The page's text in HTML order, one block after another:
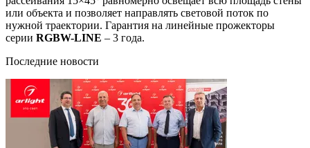
или объекта и позволяет направлять световой поток по
нужной траектории. Гарантия на линейные прожекторы
серии RGBW-LINE – 3 года.
Последние новости